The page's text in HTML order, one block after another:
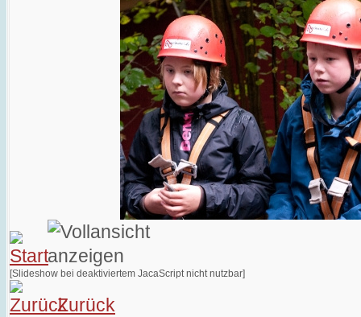
[Slideshow bei deaktiviertem JacaScript nicht nutzbar]
Zurück